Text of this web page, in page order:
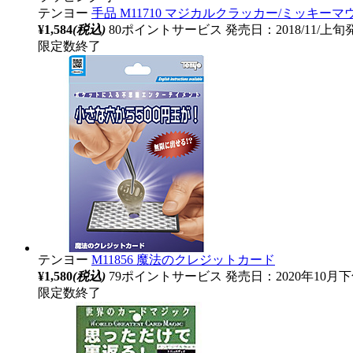
テンヨー 手品 M11710 マジカルクラッカー/ミッキーマ
¥1,584(税込) 80ポイントサービス 発売日：2018/11/上旬
限定数終了
テンヨー M11856 魔法のクレジットカード
¥1,580(税込) 79ポイントサービス 発売日：2020年10月
限定数終了